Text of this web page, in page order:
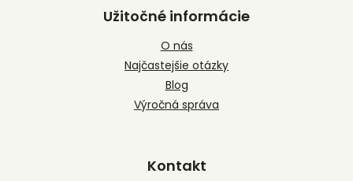
Užitočné informácie
O nás
Najčastejšie otázky
Blog
Výročná správa
Kontakt